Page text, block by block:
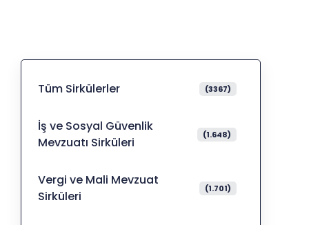
Tüm Sirkülerler (3367)
İş ve Sosyal Güvenlik
Mevzuatı Sirküleri
(1.648)
Vergi ve Mali Mevzuat
Sirküleri
(1.701)